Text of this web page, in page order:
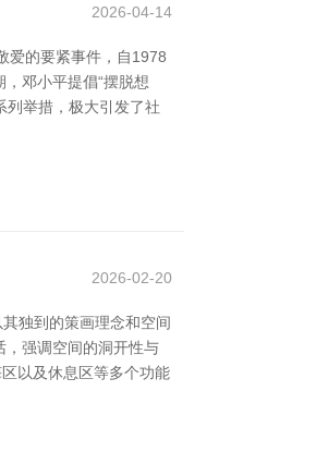
2026-04-14
爱的要紧事件，自1978
邓小平提倡“摆脱想
列举措，极大引发了社
2026-02-20
独到的策画理念和空间
，强调空间的洞开性与
以及休息区等多个功能